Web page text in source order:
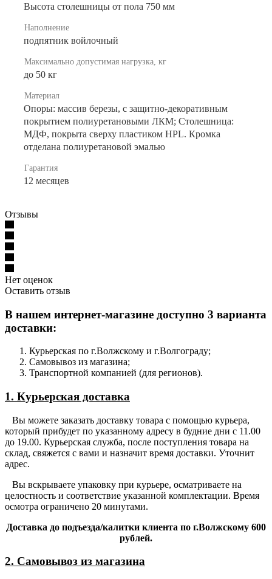
Высота столешницы от пола 750 мм
Наполнение
подпятник войлочный
Максимально допустимая нагрузка, кг
до 50 кг
Материал
Опоры: массив березы, с защитно-декоративным
покрытием полиуретановыми ЛКМ; Столешница:
МДФ, покрыта сверху пластиком HPL. Кромка
отделана полиуретановой эмалью
Гарантия
12 месяцев
Отзывы
Нет оценок
Оставить отзыв
В нашем интернет-магазине доступно 3 варианта
доставки:
Курьерская по г.Волжскому и г.Волгограду;
Самовывоз из магазина;
Транспортной компанией (для регионов).
1. Курьерская доставка
Вы можете заказать доставку товара с помощью курьера,
который прибудет по указанному адресу в будние дни с 11.00
до 19.00. Курьерская служба, после поступления товара на
склад, свяжется с вами и назначит время доставки. Уточнит
адрес.
Вы вскрываете упаковку при курьере, осматриваете на
целостность и соответствие указанной комплектации. Время
осмотра ограничено 20 минутами.
Доставка до подъезда/калитки клиента по г.Волжскому 600
рублей.
2. Самовывоз из магазина